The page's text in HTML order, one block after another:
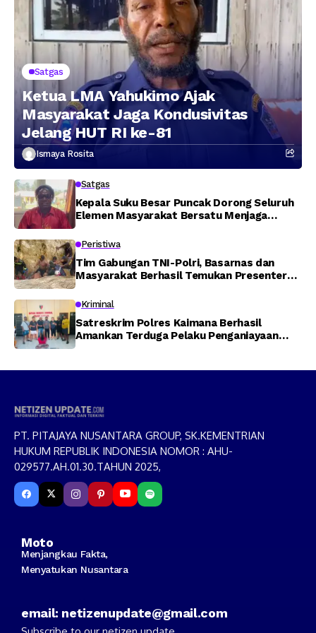
Satgas
Ketua LMA Yahukimo Ajak
Masyarakat Jaga Kondusivitas
Jelang HUT RI ke-81
Ismaya Rosita
Satgas
Kepala Suku Besar Puncak Dorong Seluruh
Elemen Masyarakat Bersatu Menjaga
Peristiwa
Tim Gabungan TNI-Polri, Basarnas dan
Masyarakat Berhasil Temukan Presenter
Memti
Kriminal
Satreskrim Polres Kaimana Berhasil
Amankan Terduga Pelaku Penganiayaan
PT. PITAJAYA NUSANTARA GROUP, SK.KEMENTRIAN
HUKUM REPUBLIK INDONESIA NOMOR : AHU-
029577.AH.01.30.TAHUN 2025,
Moto
Menjangkau Fakta,
Menyatukan Nusantara
email: netizenupdate@gmail.com